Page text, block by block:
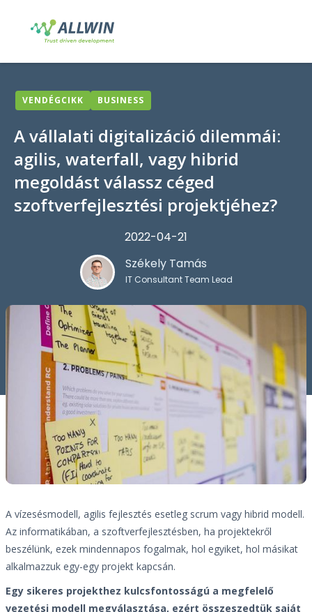
VENDÉGCIKK BUSINESS
A vállalati digitalizáció dilemmái:
agilis, waterfall, vagy hibrid
megoldást válassz céged
szoftverfejlesztési projektjéhez?
2022-04-21
Székely Tamás
IT Consultant Team Lead
A vízesésmodell, agilis fejlesztés esetleg scrum vagy hibrid modell.
Az informatikában, a szoftverfejlesztésben, ha projektekről
beszélünk, ezek mindennapos fogalmak, hol egyiket, hol másikat
alkalmazzuk egy-egy projekt kapcsán.
Egy sikeres projekthez kulcsfontosságú a megfelelő
vezetési modell megválasztása, ezért összeszedtük saját